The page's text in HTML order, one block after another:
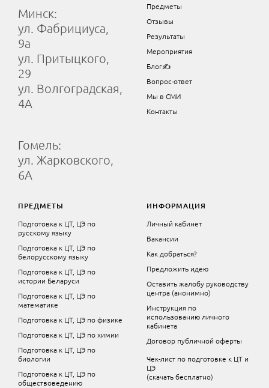
Минск:
ул. Фабрициуса,
9а
ул. Притыцкого,
29
ул. Волгоградская,
4А
Гомель:
ул. Жарковского,
6А
Предметы
Отзывы
Результаты
Мероприятия
Блог✍
Вопрос-ответ
Мы в СМИ
Контакты
ПРЕДМЕТЫ
Подготовка к ЦТ, ЦЭ по
русскому языку
Подготовка к ЦТ, ЦЭ по
белорусскому языку
Подготовка к ЦТ, ЦЭ по
истории Беларуси
Подготовка к ЦТ, ЦЭ по
математике
Подготовка к ЦТ, ЦЭ по физике
Подготовка к ЦТ, ЦЭ по химии
Подготовка к ЦТ, ЦЭ по
биологии
Подготовка к ЦТ, ЦЭ по
обществоведению
ИНФОРМАЦИЯ
Личный кабинет
Вакансии
Как добраться?
Предложить идею
Оставить жалобу руководству
центра (анонимно)
Инструкция по
использованию личного
кабинета
Договор публичной оферты
Чек-лист по подготовке к ЦТ и
ЦЭ
(скачать бесплатно)